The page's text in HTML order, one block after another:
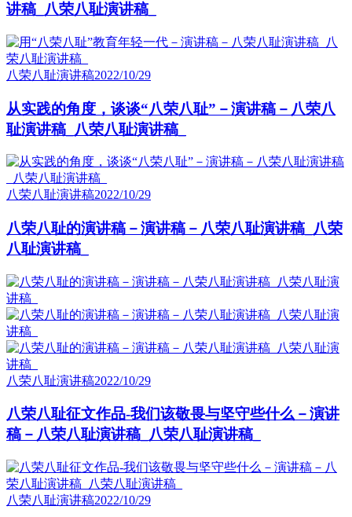
讲稿_八荣八耻演讲稿_
八荣八耻演讲稿2022/10/29
从实践的角度，谈谈“八荣八耻”－演讲稿－八荣八
耻演讲稿_八荣八耻演讲稿_
八荣八耻演讲稿2022/10/29
八荣八耻的演讲稿－演讲稿－八荣八耻演讲稿_八荣
八耻演讲稿_
八荣八耻演讲稿2022/10/29
八荣八耻征文作品-我们该敬畏与坚守些什么－演讲
稿－八荣八耻演讲稿_八荣八耻演讲稿_
八荣八耻演讲稿2022/10/29